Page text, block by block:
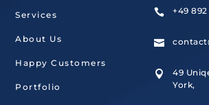
Services
About Us
Happy Customers
Portfolio
 +49


49
York,